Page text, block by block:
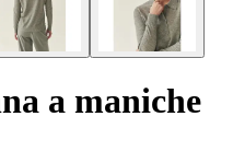
a maniche